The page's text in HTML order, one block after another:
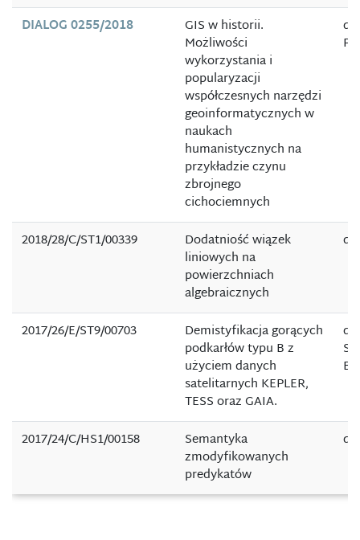
DIALOG 0255/2018
GIS w historii.
Możliwości
wykorzystania i
popularyzacji
współczesnych narzędzi
geoinformatycznych w
naukach
humanistycznych na
przykładzie czynu
zbrojnego
cichociemnych
dr
2018/28/C/ST1/00339
Dodatniość wiązek
liniowych na
powierzchniach
algebraicznych
dr
2017/26/E/ST9/00703
Demistyfikacja gorących
podkarłów typu B z
użyciem danych
satelitarnych KEPLER,
TESS oraz GAIA.
dr
2017/24/C/HS1/00158
Semantyka
zmodyfikowanych
predykatów
dr